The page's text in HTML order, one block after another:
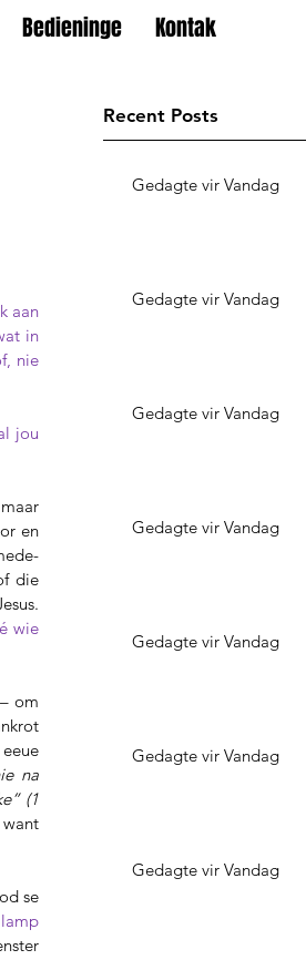
Bedieninge Kontak
aan
in
nie
jou
en
die
wie
om
na
(1
se
Recent Posts
Gedagte vir Vandag
Gedagte vir Vandag
Gedagte vir Vandag
Gedagte vir Vandag
Gedagte vir Vandag
Gedagte vir Vandag
Gedagte vir Vandag